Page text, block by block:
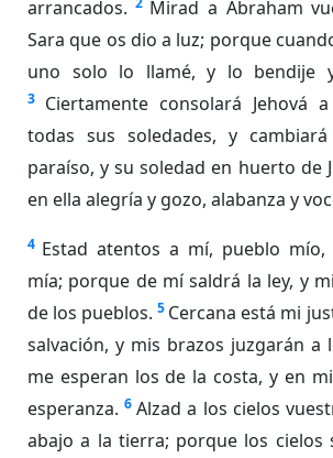
arrancados.
Mirad a Abraham
Sara que os dio a luz; porque
uno solo lo llamé, y lo bendije
3 Ciertamente consolará Jehová
todas sus soledades, y
paraíso, y su soledad en huerto de
en ella alegría y gozo, alabanza y
4 Estad atentos a mí, pueblo
mía; porque de mí saldrá la ley, y
de los pueblos. 5 Cercana está mi
salvación, y mis brazos juzgarán a
me esperan los de la costa, y en
esperanza. 6 Alzad a los cielos
abajo a la tierra; porque los cielos